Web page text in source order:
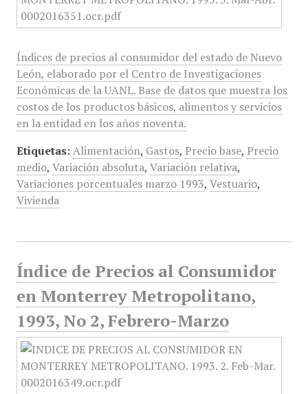
Índices de precios al consumidor del estado de Nuevo
León, elaborado por el Centro de Investigaciones
Económicas de la UANL. Base de datos que muestra los
costos de los productos básicos, alimentos y servicios
en la entidad en los años noventa.
Etiquetas: Alimentación, Gastos, Precio base, Precio
medio, Variación absoluta, Variación relativa,
Variaciones porcentuales marzo 1993, Vestuario,
Vivienda
Índice de Precios al Consumidor
en Monterrey Metropolitano,
1993, No 2, Febrero-Marzo